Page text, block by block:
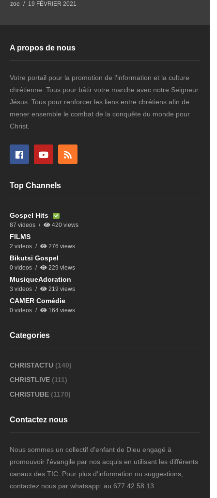
zoe 19 FÉVRIER 2021
A propos de nous
Votre portail pour la promotion de l'information et la culture
chrétienne. Tous pour bâtir votre marche avec notre Seigneur
Jésus. Tous pour renforcer les liens entre chrétiens afin de
mener ensemble le combat de la conquête du monde pour
Christ.
Top Channels
Gospel Hits
87 videos 420 views
FILMS
2 videos 276 views
Bikutsi Gospel
0 videos 229 views
MusiqueAdoration
3 videos 219 views
CAMER Comédie
0 videos 164 views
Categories
CHRISTACTU (140)
CHRISTLIVE (111)
CHRISTUBE (1170)
Contactez nous
Nous sommes un collectif d'enfant de Dieu engagé à
promouvoir l'évangile par nos acquis en utilisant les différents
canaux des TIC. Pour plus d'information ou suggestions,
contactez nous par whatsapp: au 677 42 58 13